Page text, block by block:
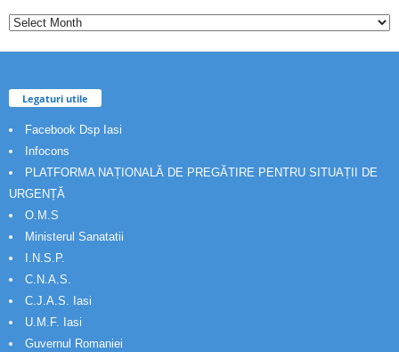
Legaturi utile
Facebook Dsp Iasi
Infocons
PLATFORMA NAȚIONALĂ DE PREGĂTIRE PENTRU SITUAȚII DE
URGENȚĂ
O.M.S
Ministerul Sanatatii
I.N.S.P.
C.N.A.S.
C.J.A.S. Iasi
U.M.F. Iasi
Guvernul Romaniei